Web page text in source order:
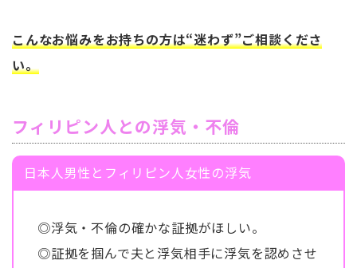
こんなお悩みをお持ちの方は“迷わず”ご相談くださ
い。
フィリピン人との浮気・不倫
日本人男性とフィリピン人女性の浮気
◎浮気・不倫の確かな証拠がほしい。
◎証拠を掴んで夫と浮気相手に浮気を認めさせ